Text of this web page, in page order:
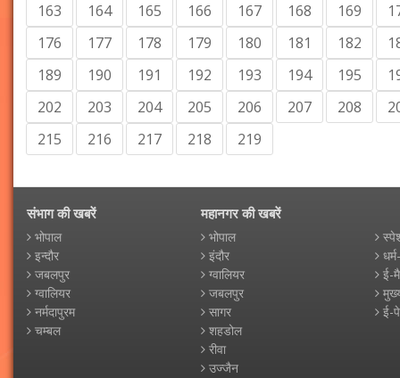
163
164 165 166 167 168 169
176
177 178 179 180 181 182
189
190 191 192 193 194 195
202
203 204 205 206 207 208
215
216 217 218 219
संभाग की खबरें
भोपाल
इन्दौर
जबलपुर
ग्वालियर
नर्मदापुरम
चम्बल
महानगर की खबरें
भोपाल
इंदौर
ग्वालियर
जबलपुर
सागर
शहडोल
रीवा
उज्जैन
ई-
ई-